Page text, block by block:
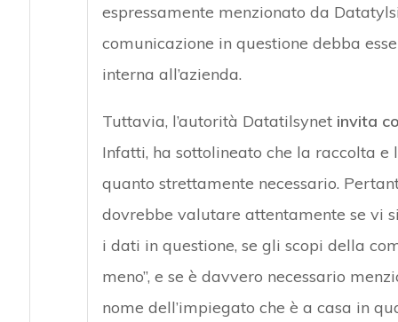
espressamente menzionato da
comunicazione in questione debba
interna all’azienda.
Tuttavia, l’autorità Datatilsynet invita
Infatti, ha sottolineato che la raccolta
quanto strettamente necessario.
dovrebbe valutare attentamente se vi
i dati in questione, se gli scopi della
meno”, e se è davvero necessario
nome dell’impiegato che è a casa in